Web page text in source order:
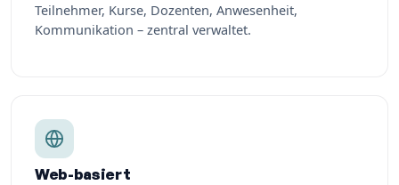
Teilnehmer, Kurse, Dozenten, Anwesenheit,
Kommunikation – zentral verwaltet.
Web-basiert